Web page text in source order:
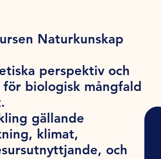
Naturkunskap
perspektiv och
för biologisk mångfald
gällande
klimat,
och